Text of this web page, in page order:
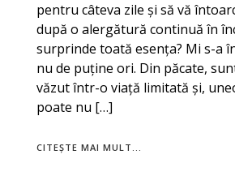
pentru câteva zile și să vă
după o alergătură continuă în
surprinde toată esența? Mi s-a
nu de puține ori. Din păcate,
văzut într-o viață limitată și,
poate nu […]
CITEȘTE MAI MULT...